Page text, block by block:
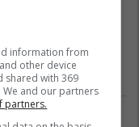
gërvishtëse
modelet tuaja
information from
other device
shared with 369
We and our partners
partners.